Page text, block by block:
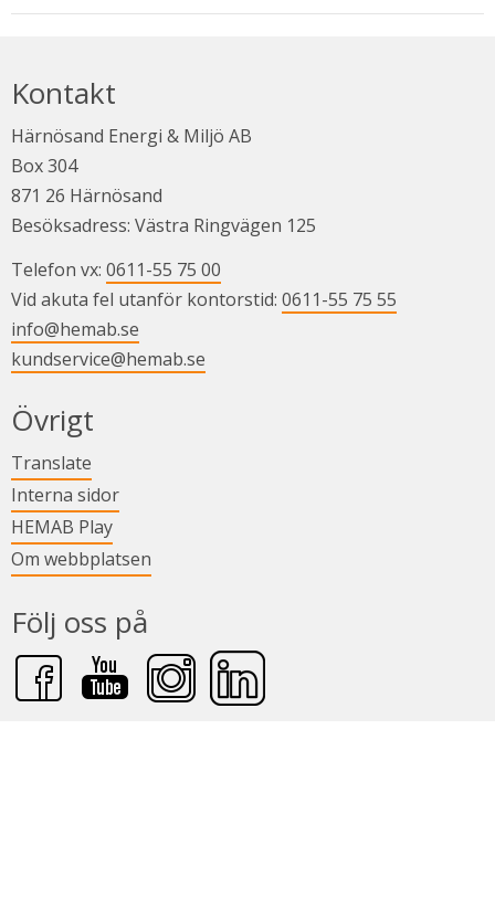
Kontakt
Härnösand Energi & Miljö AB
Box 304
871 26 Härnösand
Besöksadress: Västra Ringvägen 125
Telefon vx: 0611-55 75 00
Vid akuta fel utanför kontorstid: 0611-55 75 55
info@hemab.se
kundservice@hemab.se
Övrigt
Translate
Interna sidorLänk till annan webbplats.
HEMAB PlayLänk till annan webbplats.
Om webbplatsen
Följ oss på